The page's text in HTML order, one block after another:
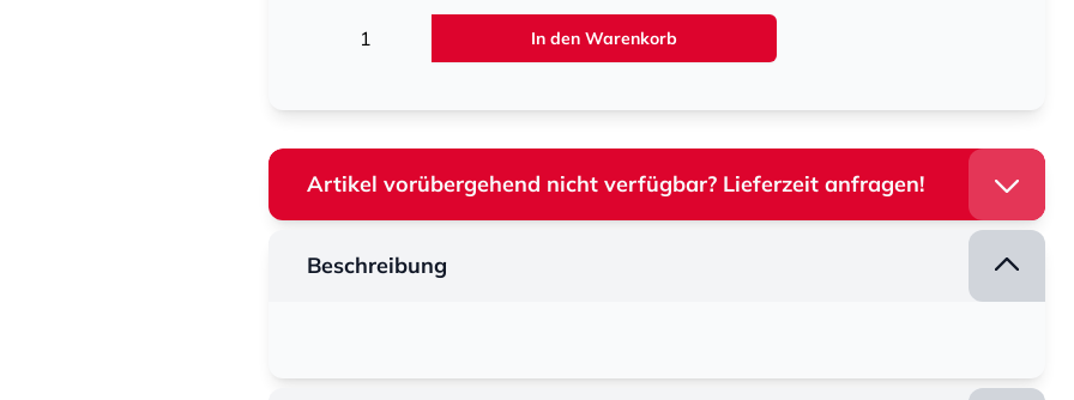
In den Warenkorb
Artikel vorübergehend nicht verfügbar? Lieferzeit anfragen!
Beschreibung